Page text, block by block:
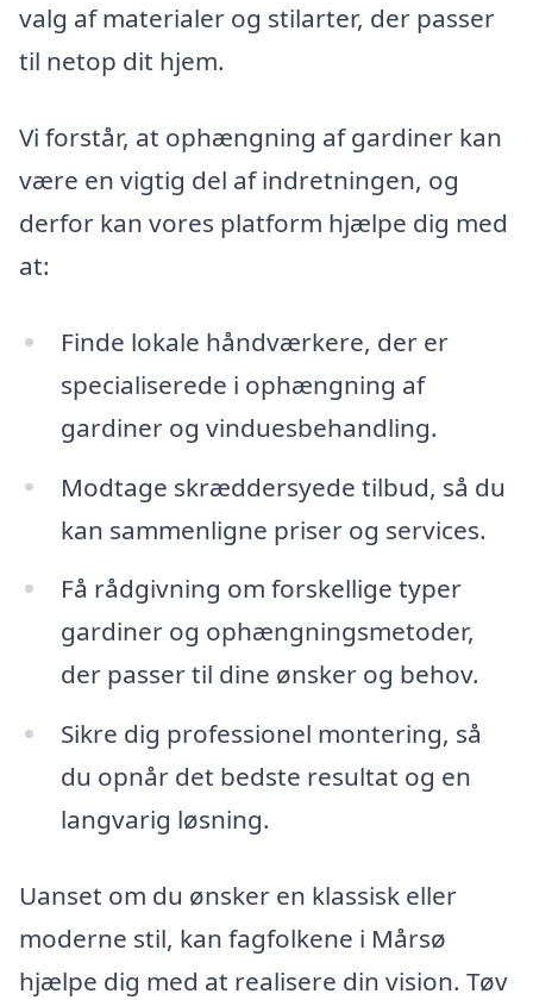
valg af materialer og stilarter, der passer
til netop dit hjem.
Vi forstår, at ophængning af gardiner kan
være en vigtig del af indretningen, og
derfor kan vores platform hjælpe dig med
at:
Finde lokale håndværkere, der er
specialiserede i ophængning af
gardiner og vinduesbehandling.
Modtage skræddersyede tilbud, så du
kan sammenligne priser og services.
Få rådgivning om forskellige typer
gardiner og ophængningsmetoder,
der passer til dine ønsker og behov.
Sikre dig professionel montering, så
du opnår det bedste resultat og en
langvarig løsning.
Uanset om du ønsker en klassisk eller
moderne stil, kan fagfolkene i Mårsø
hjælpe dig med at realisere din vision. Tøv